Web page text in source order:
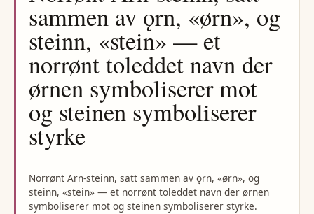
sammen av ǫrn, «ørn», og
steinn, «stein» — et
norrønt toleddet navn der
ørnen symboliserer mot
og steinen symboliserer
styrke
Norrønt Arn-steinn, satt sammen av ǫrn, «ørn», og
steinn, «stein» — et norrønt toleddet navn der ørnen
symboliserer mot og steinen symboliserer styrke.